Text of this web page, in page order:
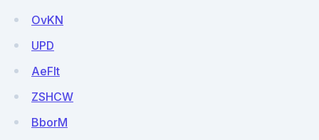
OvKN
UPD
AeFlt
ZSHCW
BborM